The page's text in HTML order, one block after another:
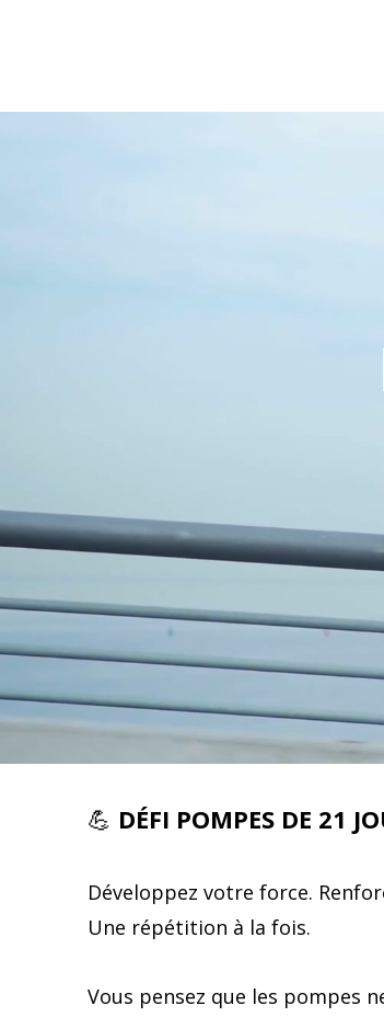
💪 DÉFI POMPES DE 21
Développez votre force.
Une répétition à la fois.
Vous pensez que les pompes